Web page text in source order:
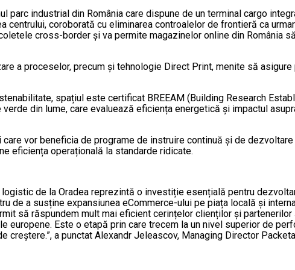
parc industrial din România care dispune de un terminal cargo
centrului, coroborată cu eliminarea controalelor de frontieră ca
cross-border și va permite magazinelor online din România
a proceselor, precum și tehnologie Direct Print, menite să
spațiul este certificat BREEAM (Building Research
din lume, care evaluează eficiența energetică și impactul
vor beneficia de programe de instruire continuă și de
eficiența operațională la standarde ridicate.
logistic de la Oradea reprezintă o investiție esențială pentru
de a susține expansiunea eCommerce-ului pe piața locală și
să răspundem mult mai eficient cerințelor clienților și
europene. Este o etapă prin care trecem la un nivel superior de
creștere.”, a punctat Alexandr Jeleascov, Managing Director